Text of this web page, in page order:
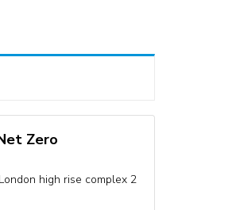
Zero
high rise complex 2